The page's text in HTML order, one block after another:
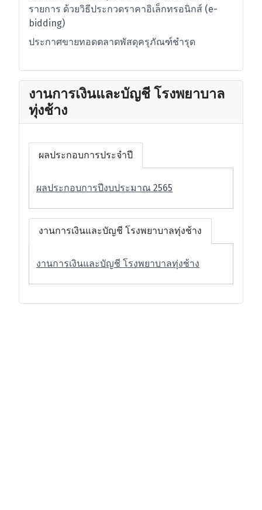
รายการ ด้วยวิธีประกวดราคาอิเล็กทรอนิกส์ (e-
bidding)
ประกาศขายทอดตลาดพัสดุครุภัณฑ์ชำรุด
งานการเงินและบัญชี โรงพยาบาล
ทุ่งช้าง
ผลประกอบการประจำปี
ผลประกอบการปีงบประมาณ 2565
งานการเงินและบัญชี โรงพยาบาลทุ่งช้าง
งานการเงินและบัญชี โรงพยาบาลทุ่งช้าง